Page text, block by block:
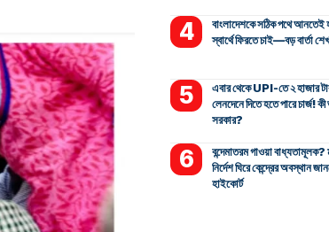
বাংলাদেশকে সঠিক পথে আনতেই
স্বার্থে ফিরতে চাই—বড় বার্তা
এবার থেকে UPI-তে ২ হাজার
লেনদেনে দিতে হতে পারে চার্জ!
সরকার?
বন্দেমাতরম গাওয়া বাধ্যতামূলক?
নির্দেশ ঘিরে কেন্দ্রের অবস্থান
হাইকোর্ট